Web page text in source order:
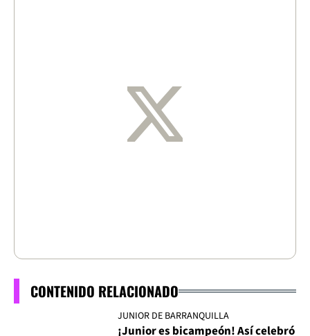
CONTENIDO RELACIONADO
JUNIOR DE BARRANQUILLA
¡Junior es bicampeón! Así celebró